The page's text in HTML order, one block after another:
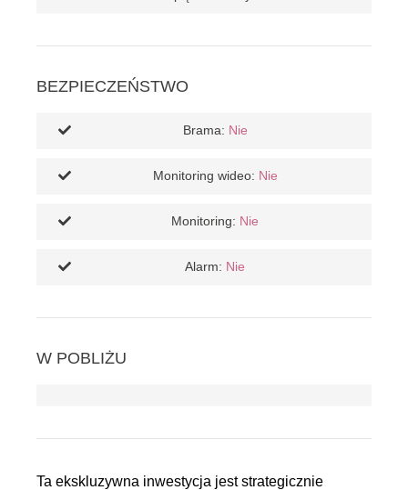
BEZPIECZEŃSTWO
Brama: Nie
Monitoring wideo: Nie
Monitoring: Nie
Alarm: Nie
W POBLIŻU
Ta ekskluzywna inwestycja jest strategicznie